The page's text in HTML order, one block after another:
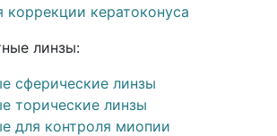
коррекции кератоконуса
линзы:
сферические линзы
торические линзы
для контроля миопии